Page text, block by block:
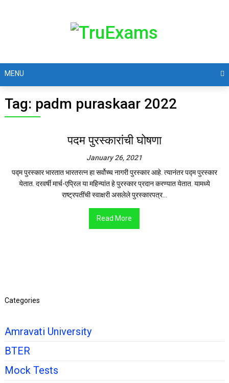
MENU
Tag: padm puraskaar 2022
पदम पुरस्कारांची घोषणा
January 26, 2021
पद्म पुरस्कार भारतात भारतरत्न हा सर्वोच्च नागरी पुरस्कार आहे. त्यानंतर पद्म पुरस्कार
येतात. दरवर्षी मार्च-एप्रिल या महिन्यांत हे पुरस्कार प्रदान करण्यात येतात. यामध्ये
राष्ट्रपतींची स्वाक्षरी असलेले पुरस्कारपत्र...
Read More
Categories
Amravati University
BTER
Mock Tests